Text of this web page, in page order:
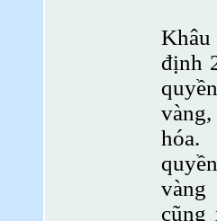
định
hóa.
cũng